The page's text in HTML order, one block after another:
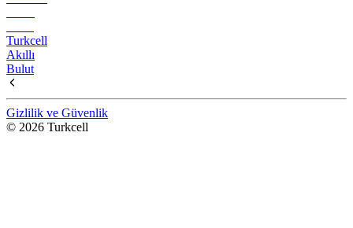
Turkcell
Akıllı
Bulut
Gizlilik ve Güvenlik
© 2026 Turkcell